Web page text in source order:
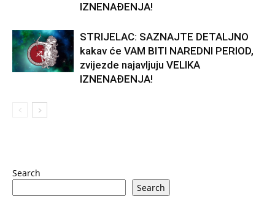
IZNENAĐENJA!
STRIJELAC: SAZNAJTE DETALJNO
kakav će VAM BITI NAREDNI PERIOD,
zvijezde najavljuju VELIKA
IZNENAĐENJA!
Search
Search